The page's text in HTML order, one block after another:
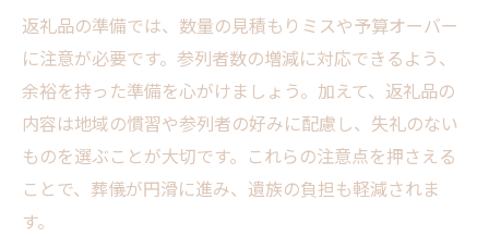
返礼品の準備では、数量の見積もりミスや予算オーバー
に注意が必要です。参列者数の増減に対応できるよう、
余裕を持った準備を心がけましょう。加えて、返礼品の
内容は地域の慣習や参列者の好みに配慮し、失礼のない
ものを選ぶことが大切です。これらの注意点を押さえる
ことで、葬儀が円滑に進み、遺族の負担も軽減されま
す。